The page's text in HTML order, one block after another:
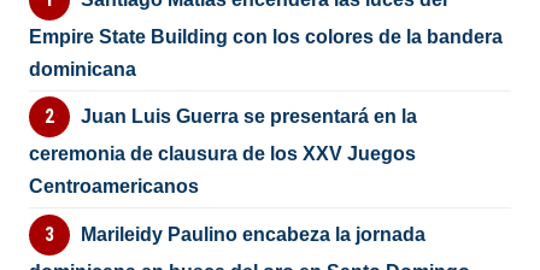
Empire State Building con los colores de la bandera
dominicana
Juan Luis Guerra se presentará en la
ceremonia de clausura de los XXV Juegos
Centroamericanos
Marileidy Paulino encabeza la jornada